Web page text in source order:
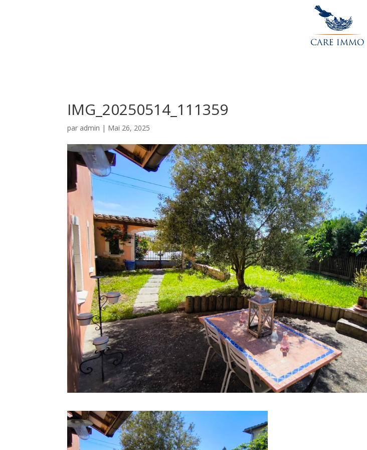
IMG_20250514_111359
par admin | Mai 26, 2025